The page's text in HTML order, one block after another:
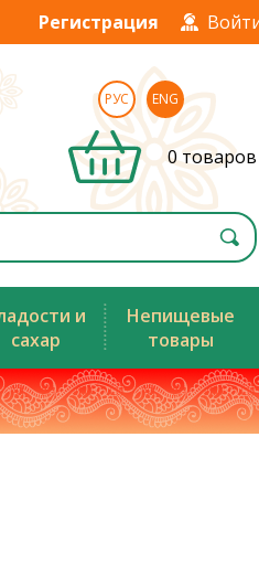
Регистрация
РУС ENG
0 товаров
и
сахар
Непищевые
товары